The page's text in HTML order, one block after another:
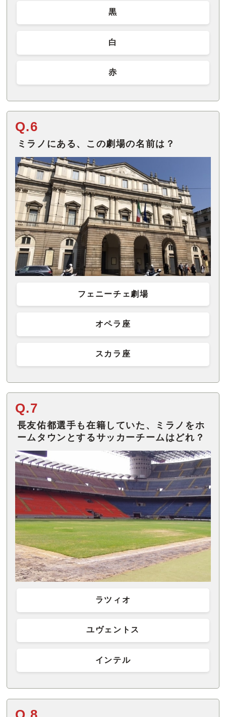
黒
白
赤
Q.6
ミラノにある、この劇場の名前は？
フェニーチェ劇場
オペラ座
スカラ座
Q.7
長友佑都選手も在籍していた、ミラノをホ
ームタウンとするサッカーチームはどれ？
ラツィオ
ユヴェントス
インテル